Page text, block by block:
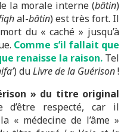
la morale interne (bâtin)
al-bâtin) est très fort. Il
du « caché » jusqu’à
Comme s’il fallait que
renaisse la raison.Tel
) duLivre de la Guérison!
» du titre original
respecté, car il
« médecine de l’âme »